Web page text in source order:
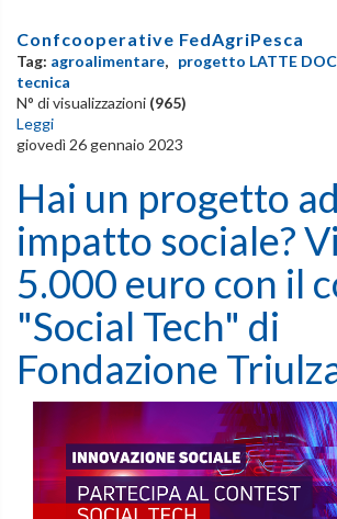
Confcooperative FedAgriPesca
Tag: agroalimentare, progetto LATTE
tecnica
N° di visualizzazioni (965)
Leggi
giovedì 26 gennaio 2023
Hai un progetto ad
impatto sociale?
5.000 euro con il
"Social Tech" di
Fondazione